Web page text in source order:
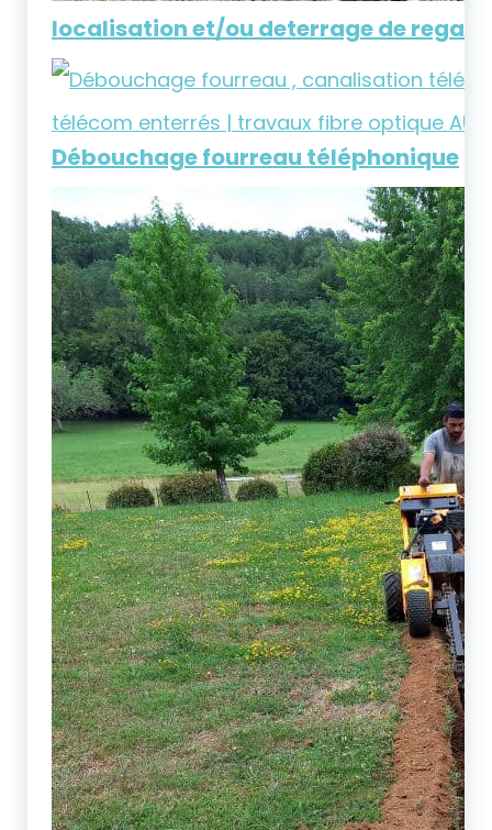
localisation et/ou deterrage de
Débouchage fourreau téléphonique